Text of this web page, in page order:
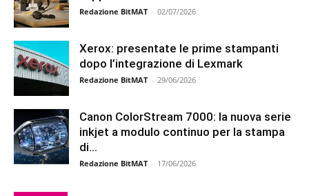
Redazione BitMAT - 02/07/2026
Xerox: presentate le prime stampanti
dopo l’integrazione di Lexmark
Redazione BitMAT - 29/06/2026
Canon ColorStream 7000: la nuova serie
inkjet a modulo continuo per la stampa
di...
Redazione BitMAT - 17/06/2026